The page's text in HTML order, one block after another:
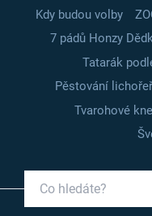
Kdy budou volby
7 pádů Honzy
Tatarák
Pěstování
Tvarohové